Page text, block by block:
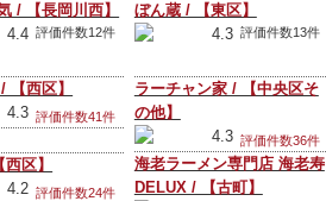
/ 【長岡川西】
4.4 評価件数12件
ぼん蔵 / 【東区】
4.3評価件数13件
【西区】
4.3 評価件数41件
ラーチャン家 / 【中央区そ
の他】
4.3評価件数36件
区】
4.2 評価件数24件
海老ラーメン専門店 海老寿
DELUX / 【古町】